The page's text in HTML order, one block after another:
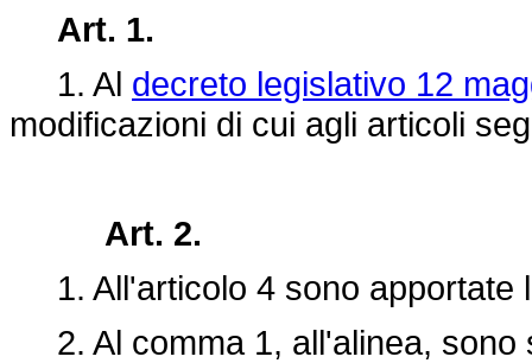
Art. 1.
1. Al decreto legislativo 12
modificazioni di cui agli articoli
Art. 2.
1. All'articolo 4 sono apportate
2. Al comma 1, all'alinea, sono